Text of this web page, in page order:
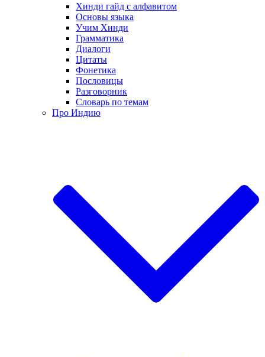
Хинди гайд с алфавитом
Основы языка
Учим Хинди
Грамматика
Диалоги
Цитаты
Фонетика
Пословицы
Разговорник
Словарь по темам
Про Индию